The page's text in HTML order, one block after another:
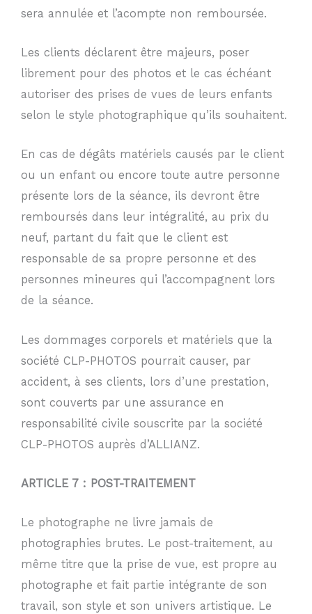
sera annulée et l’acompte non remboursée.
Les clients déclarent être majeurs, poser
librement pour des photos et le cas échéant
autoriser des prises de vues de leurs enfants
selon le style photographique qu’ils souhaitent.
En cas de dégâts matériels causés par le client
ou un enfant ou encore toute autre personne
présente lors de la séance, ils devront être
remboursés dans leur intégralité, au prix du
neuf, partant du fait que le client est
responsable de sa propre personne et des
personnes mineures qui l’accompagnent lors
de la séance.
Les dommages corporels et matériels que la
société CLP-PHOTOS pourrait causer, par
accident, à ses clients, lors d’une prestation,
sont couverts par une assurance en
responsabilité civile souscrite par la société
CLP-PHOTOS auprès d’ALLIANZ.
ARTICLE 7 : POST-TRAITEMENT
Le photographe ne livre jamais de
photographies brutes. Le post-traitement, au
même titre que la prise de vue, est propre au
photographe et fait partie intégrante de son
travail, son style et son univers artistique. Le